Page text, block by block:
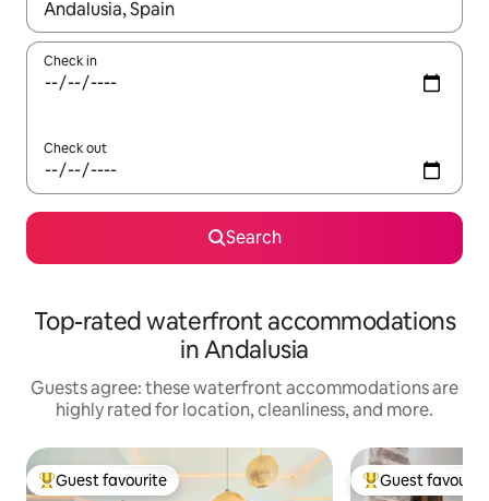
When results are available, navigate with up and down arrow
Check in
Check out
Search
Top-rated waterfront accommodations
in Andalusia
Guests agree: these waterfront accommodations are
highly rated for location, cleanliness, and more.
Top guest favourite
Guest favourite Top guest
Guest